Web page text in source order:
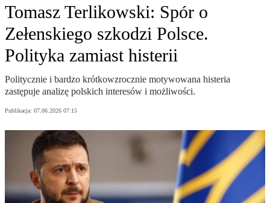
Tomasz Terlikowski: Spór o
Zełenskiego szkodzi Polsce.
Polityka zamiast histerii
Politycznie i bardzo krótkowzrocznie motywowana histeria
zastępuje analizę polskich interesów i możliwości.
Publikacja: 07.06.2026 07:15